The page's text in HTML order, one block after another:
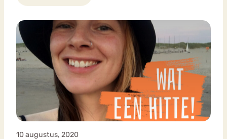
10 augustus, 2020